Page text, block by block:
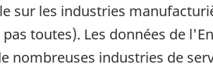
sur les industries
toutes). Les données de
nombreuses industries de